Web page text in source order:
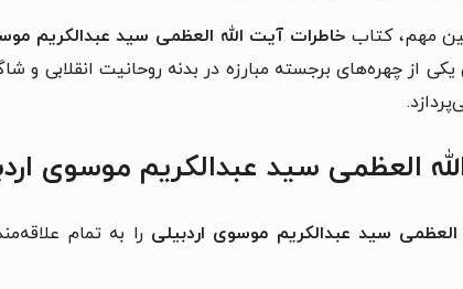
مهم، کتاب خاطرات آیت الله العظمی سید عبدالکریم
یکی از چهره‌های برجسته مبارزه در بدنه روحانیت انقلابی
العظمی سید عبدالکریم موسوی
سید عبدالکریم موسوی اردبیلی را به تمام